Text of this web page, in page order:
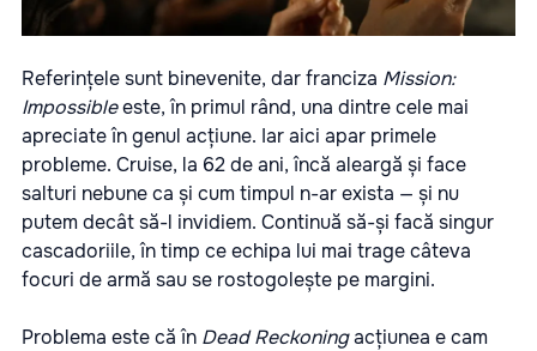
Referințele sunt binevenite, dar franciza Mission:
Impossibleeste, în primul rând, una dintre cele mai
apreciate în genul acțiune. Iar aici apar primele
probleme. Cruise, la 62 de ani, încă aleargă și face
salturi nebune ca și cum timpul n-ar exista — și nu
putem decât să-l invidiem. Continuă să-și facă singur
cascadoriile, în timp ce echipa lui mai trage câteva
focuri de armă sau se rostogolește pe margini.
Problema este că în Dead Reckoningacțiunea e cam